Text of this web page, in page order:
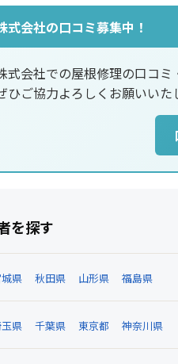
式会社の口コミ募集中！
式会社での屋根修理の口コ
ひご協力よろしくお願いいた
を探す
県 秋田県 山形県 福島県
県 千葉県 東京都 神奈川県